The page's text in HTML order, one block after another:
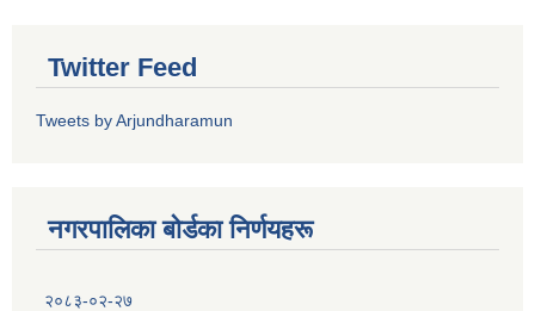
Twitter Feed
Tweets by Arjundharamun
नगरपालिका बाेर्डका निर्णयहरू
२०८३-०२-२७